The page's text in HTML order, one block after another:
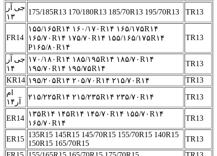
جی آر
۱۳
175/185R13 170/180R13 185/70R13 195/70R13 TR13
FR14
۱۵۵/۱۶۵R۱۴ ۱۶۰/۱۷۰R۱۴ ۱۶۵/۱۷۵R۱۴
۱۶۵/۷۰R۱۴ ۱۷۵/۷۰R۱۴ ۱۵۵/۱۶۵/۱۷۵R۱۴
P۱۶۵/۸۰R۱۴
TR13
جی آر
۱۴
۱۷۰/۱۸۰R۱۴ ۱۸۵/۱۹۵R۱۴ ۱۸۵/۷۰R۱۴
۱۹۵/۷۰R۱۴ ۱۹۵/۷۵R۱۴
TR13
KR14 ۱۹۵/۲۰۵R۱۴ ۲۰۵/۷۰R۱۴ ۲۱۵/۷۰R۱۴
TR13
ام
آر۱۴
۲۱۵/۲۲۵R۱۴ ۲۱۵/۲۳۵R۱۴ ۲۳۵/۷۰R۱۴ TR13
ER14
۱۳۵R۱۴ ۱۴۵R۱۴ ۱۴۵/۷۰R۱۴ ۱۵۵/۷۰R۱۴
۱۶۵/۷۰R۱۴
TR13
ER15
135R15 145R15 145/70R15 155/70R15 140R15
150R15 165/70R15
TR13